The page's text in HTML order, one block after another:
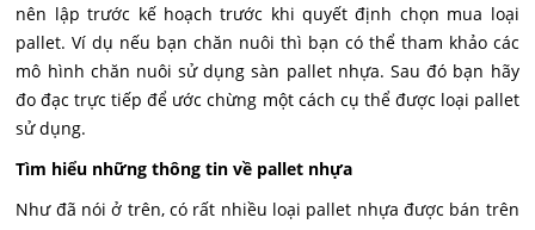
nên lập trước kế hoạch trước khi quyết định chọn mua loại
pallet. Ví dụ nếu bạn chăn nuôi thì bạn có thể tham khảo các
mô hình chăn nuôi sử dụng sàn pallet nhựa. Sau đó bạn hãy
đo đạc trực tiếp để ước chừng một cách cụ thể được loại pallet
sử dụng.
Tìm hiểu những thông tin về pallet nhựa
Như đã nói ở trên, có rất nhiều loại pallet nhựa được bán trên